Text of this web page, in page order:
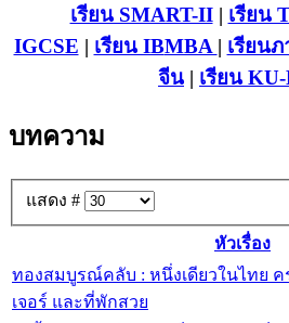
เรียน SMART-II| เรียน
IGCSE | เรียน IBMBA | เรียน
จีน | เรียน
บทความ
แสดง #
หัวเรื่อง
ทองสมบูรณ์คลับ : หนึ่งเดียวในไทย
เจอร์ และที่พักสวย